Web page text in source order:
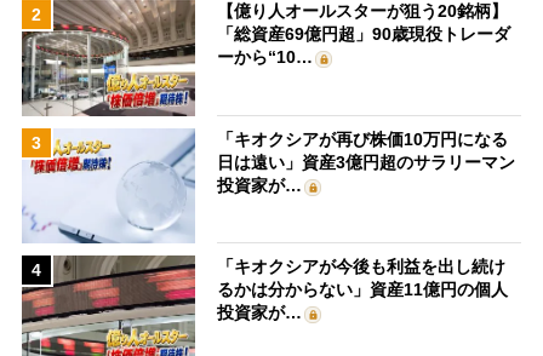
2
【億り人オールスターが狙う20銘柄】
「総資産69億円超」90歳現役トレーダ
ーから“10…
3
「キオクシアが再び株価10万円になる
日は遠い」資産3億円超のサラリーマン
投資家が…
4
「キオクシアが今後も利益を出し続け
るかは分からない」資産11億円の個人
投資家が…